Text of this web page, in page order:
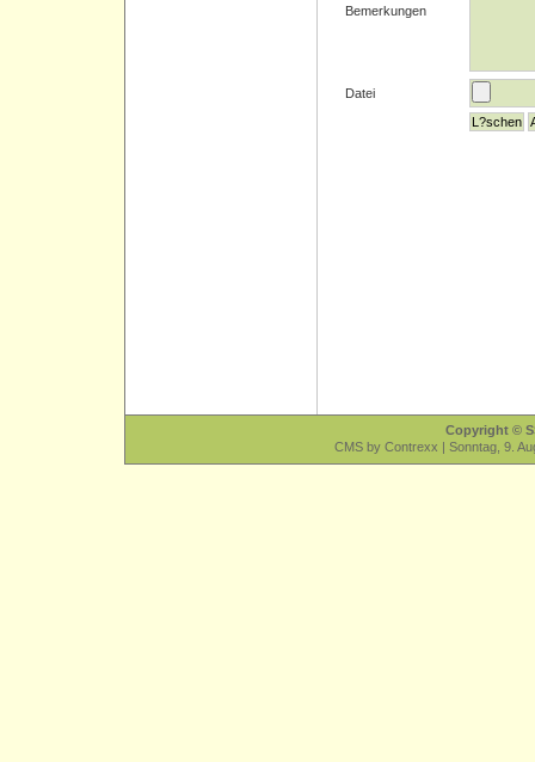
Bemerkungen
Datei
Copyright ©
CMS by Contrexx | Sonntag, 9.